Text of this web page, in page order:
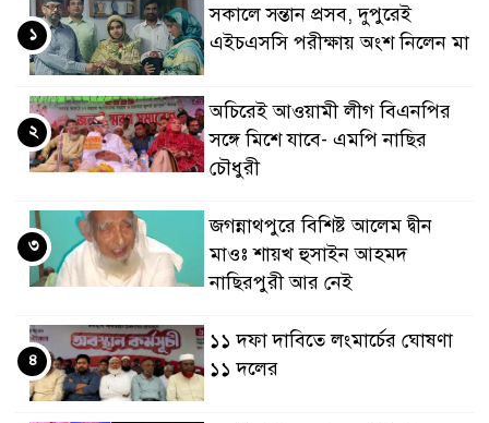
সকালে সন্তান প্রসব, দুপুরেই
এইচএসসি পরীক্ষায় অংশ নিলেন মা
১
অচিরেই আওয়ামী লীগ বিএনপির
সঙ্গে মিশে যাবে- এমপি নাছির
চৌধুরী
২
জগন্নাথপুরে বিশিষ্ট আলেম দ্বীন
মাওঃ শায়খ হুসাইন আহমদ
নাছিরপুরী আর নেই
৩
১১ দফা দাবিতে লংমার্চের ঘোষণা
১১ দলের
৪